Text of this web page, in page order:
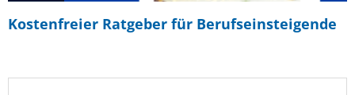
Kostenfreier Ratgeber für Berufseinsteigende